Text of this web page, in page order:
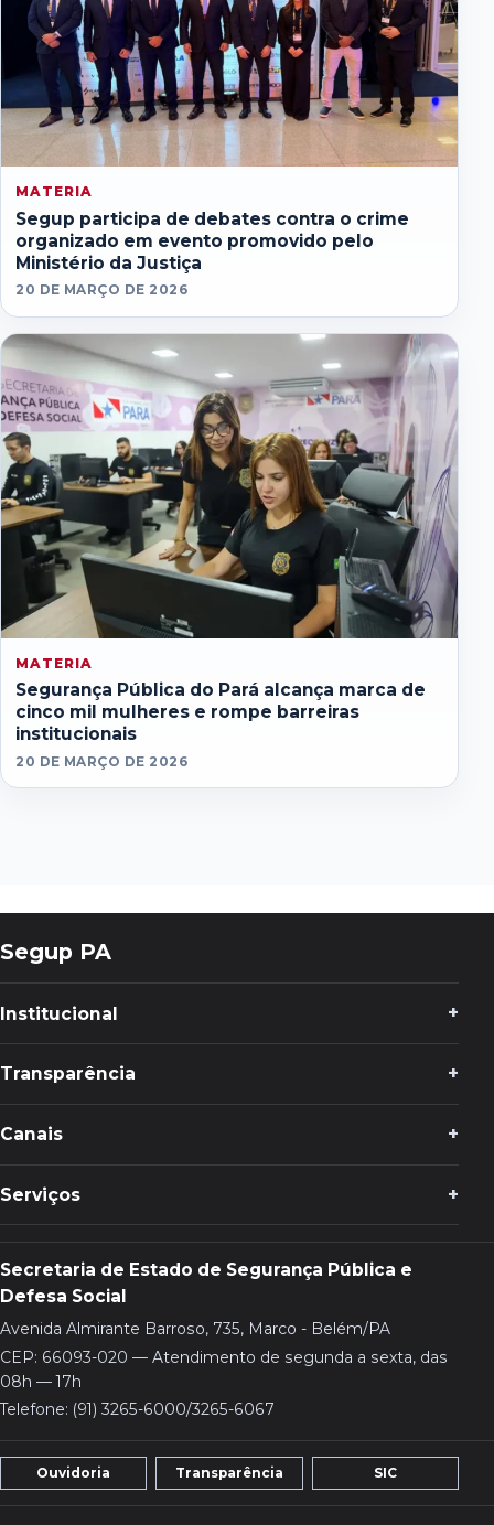
MATERIA
Segup participa de debates contra o crime
organizado em evento promovido pelo
Ministério da Justiça
20 DE MARÇO DE 2026
MATERIA
Segurança Pública do Pará alcança marca de
cinco mil mulheres e rompe barreiras
institucionais
20 DE MARÇO DE 2026
Segup PA
Institucional
Transparência
Canais
Serviços
Secretaria de Estado de Segurança Pública e
Defesa Social
Avenida Almirante Barroso, 735, Marco - Belém/PA
CEP: 66093-020 — Atendimento de segunda a sexta, das
08h — 17h
Telefone: (91) 3265-6000/3265-6067
Ouvidoria Transparência SIC